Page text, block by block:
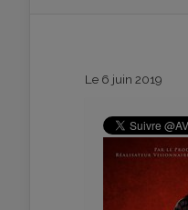
Le 6 juin 2019